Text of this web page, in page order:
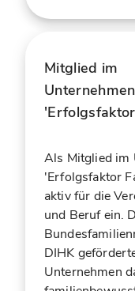
Mitglied im
Als Mitglied im
'Erfolgsfaktor
aktiv für die
und Beruf ein.
DIHK
Unternehmen